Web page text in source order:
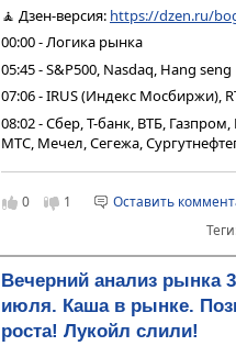
🧘 Дзен-версия: https://dzen.ru/
00:00 - Логика рынка
05:45 - S&P500, Nasdaq, Hang seng
07:06 - IRUS (Индекс Мосбиржи),
08:02 - Сбер, Т-банк, ВТБ,
МТС, Мечел, Сегежа,
12:26 - Юань рубль, рубль
12:58 - Фьючерс на газ,
15:10 - DXY, US10Y, VIX,
15:37 - TMF, Биткойн, Apple, Tesla,
16:24 - Итоги по рынку акций
17:34 - PLZL
0 1
Оставить
Вечерний анализ рынка 3
июля. Каша в рынке.
роста! Лукойл слили!